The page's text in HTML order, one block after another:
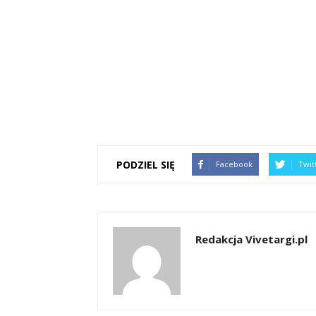
PODZIEL SIĘ Facebook
Redakcja Vivetargi.pl